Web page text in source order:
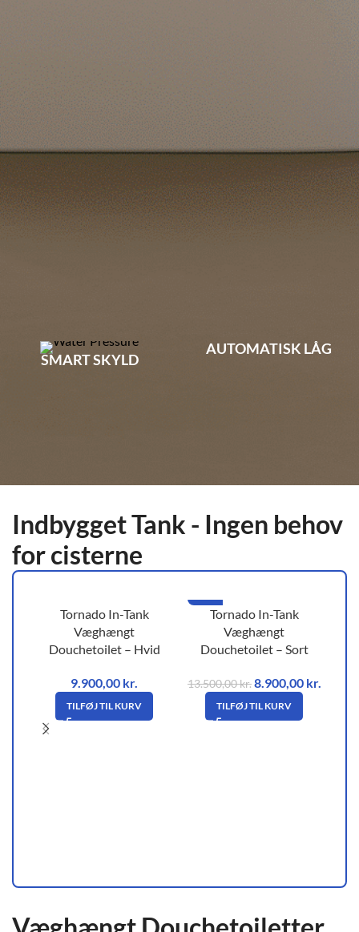
SMART SKYLD
AUTOMATISK LÅG
Indbygget Tank - Ingen behov
for cisterne
Tornado In-Tank
Væghængt
Douchetoilet – Hvid
9.900,00 kr.
TILFØJ TIL KURV
-34%Tornado In-Tank
Væghængt
Douchetoilet – Sort
13.500,00kr.8.900,00 kr.
TILFØJ TIL KURV